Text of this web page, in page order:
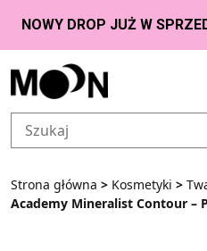
Przejdź do zawartości
Strona główna > Kosmetyki >
Academy Mineralist Contour –